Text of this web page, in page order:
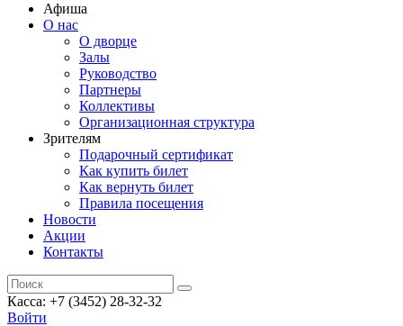
Афиша
О нас
О дворце
Залы
Руководство
Партнеры
Коллективы
Организационная структура
Зрителям
Подарочный сертификат
Как купить билет
Как вернуть билет
Правила посещения
Новости
Акции
Контакты
Касса: +7 (3452) 28-32-32
Войти